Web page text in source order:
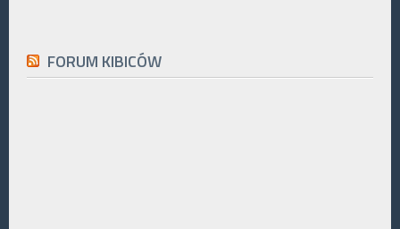
FORUM KIBICÓW